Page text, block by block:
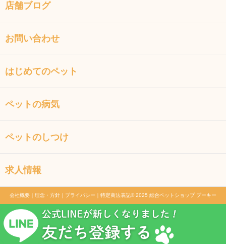
店舗ブログ
お問い合わせ
はじめてのペット
ペットの病気
ペットのしつけ
求人情報
会社概要 ｜ 理念・方針 ｜ プライバシー ｜ 特定商法表記© 2025 総合ペットショップ プーキー